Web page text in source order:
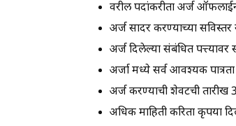
वरील पदांकरीता अर्ज
अर्ज सादर करण्याच्या
अर्ज दिलेल्या संबंधित पत्त्यावर
अर्जा मध्ये सर्व आवश्यक
अर्ज करण्याची शेवटची तारीख
अधिक माहिती करिता कृपया